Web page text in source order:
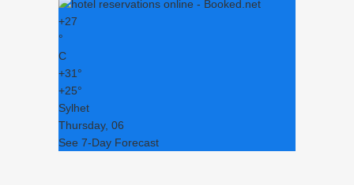
+27
°
C
+31°
+25°
Sylhet
Thursday, 06
See 7-Day Forecast